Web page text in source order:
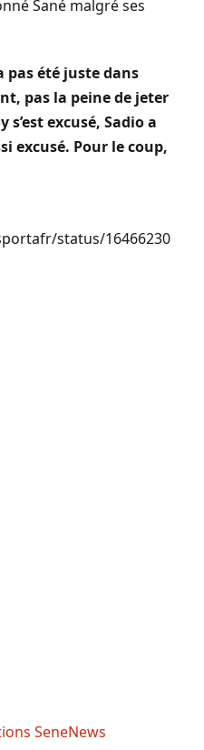
Sané malgré ses
pas été juste dans
pas la peine de jeter
s’est excusé, Sadio a
excusé. Pour le coup,
status/16466230